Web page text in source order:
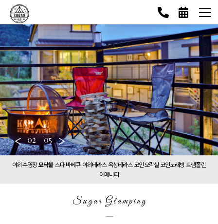
< >
02 05
야외수영장모닥불 스파 바베큐 야외테라스옥상테라스 코인오락실 코인노래방 트램폴린
어메니티
Sugar Glamping